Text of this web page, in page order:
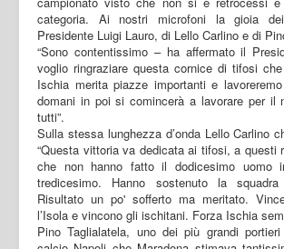
categoria. Ai nostri microfoni la gioia
Presidente Luigi Lauro, di Lello Carlino e di
“Sono contentissimo – ha affermato il
voglio ringraziare questa cornice di tifosi
Ischia merita piazze importanti e
domani in poi si comincerà a lavorare per il
tutti”.
Sulla stessa lunghezza d’onda Lello Carlino
“Questa vittoria va dedicata ai tifosi, a questi
che non hanno fatto il dodicesimo uomo
tredicesimo. Hanno sostenuto la
Risultato un po' sofferto ma meritato.
l’Isola e vincono gli ischitani. Forza Ischia
Pino Taglialatela, uno dei più grandi